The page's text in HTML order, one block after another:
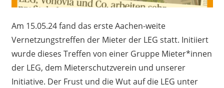
Am 15.05.24 fand das erste Aachen-weite
Vernetzungstreffen der Mieter der LEG statt. Initiiert
wurde dieses Treffen von einer Gruppe Mieter*innen
der LEG, dem Mieterschutzverein und unserer
Initiative. Der Frust und die Wut auf die LEG unter